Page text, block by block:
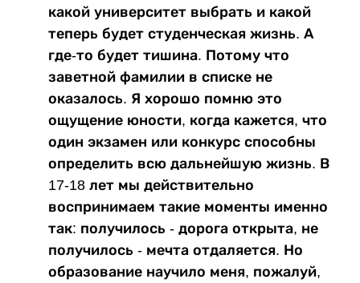
какой университет выбрать и какой
теперь будет студенческая жизнь. А
где-то будет тишина. Потому что
заветной фамилии в списке не
оказалось. Я хорошо помню это
ощущение юности, когда кажется, что
один экзамен или конкурс способны
определить всю дальнейшую жизнь. В
17-18 лет мы действительно
воспринимаем такие моменты именно
так: получилось - дорога открыта, не
получилось - мечта отдаляется. Но
образование научило меня, пожалуй,